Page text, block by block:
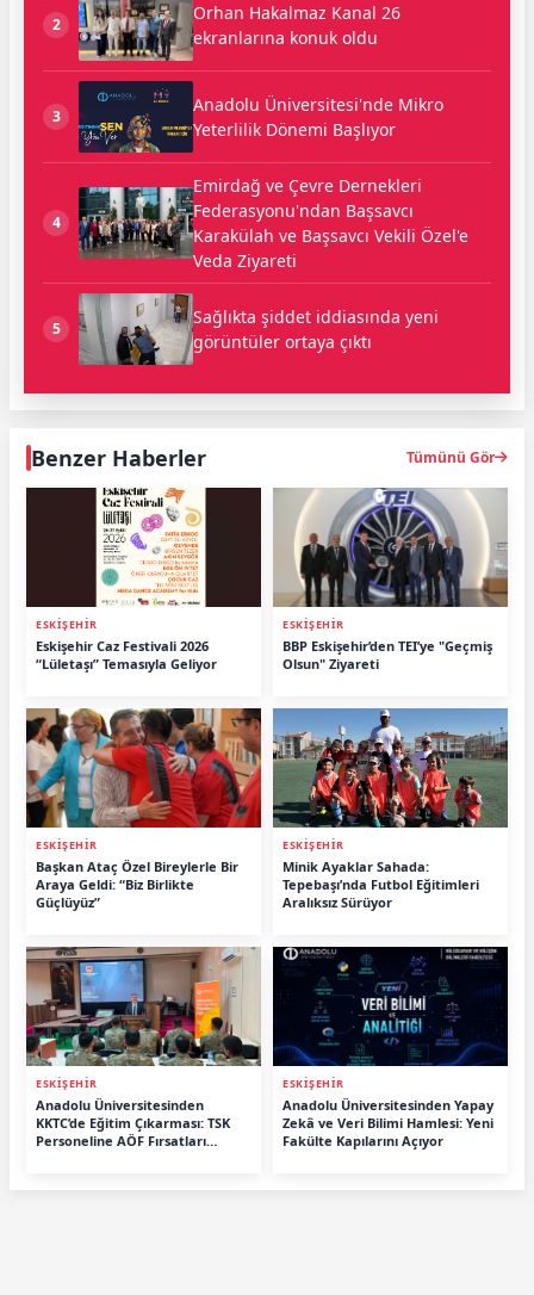
2
Orhan Hakalmaz Kanal 26
ekranlarına konuk oldu
3
Anadolu Üniversitesi'nde Mikro
Yeterlilik Dönemi Başlıyor
4
Emirdağ ve Çevre Dernekleri
Federasyonu'ndan Başsavcı
Karakülah ve Başsavcı Vekili Özel'e
Veda Ziyareti
5
Sağlıkta şiddet iddiasında yeni
görüntüler ortaya çıktı
Benzer Haberler Tümünü Gör
ESKİŞEHİR
Eskişehir Caz Festivali 2026
“Lületaşı” Temasıyla Geliyor
ESKİŞEHİR
BBP Eskişehir’den TEI’ye "Geçmiş
Olsun" Ziyareti
ESKİŞEHİR
Başkan Ataç Özel Bireylerle Bir
Araya Geldi: “Biz Birlikte
Güçlüyüz”
ESKİŞEHİR
Minik Ayaklar Sahada:
Tepebaşı’nda Futbol Eğitimleri
Aralıksız Sürüyor
ESKİŞEHİR
Anadolu Üniversitesinden
KKTC’de Eğitim Çıkarması: TSK
Personeline AÖF Fırsatları
ESKİŞEHİR
Anadolu Üniversitesinden Yapay
Zekâ ve Veri Bilimi Hamlesi: Yeni
Fakülte Kapılarını Açıyor